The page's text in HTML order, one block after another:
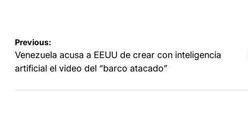
Navegación
de
entradas
Previous:
Venezuela acusa a EEUU de crear con inteligencia
artificial el video del “barco atacado”